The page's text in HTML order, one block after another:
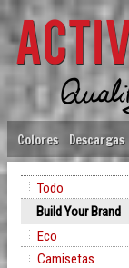
Colores Descargas
Todo
Build Your Brand
Eco
Camisetas